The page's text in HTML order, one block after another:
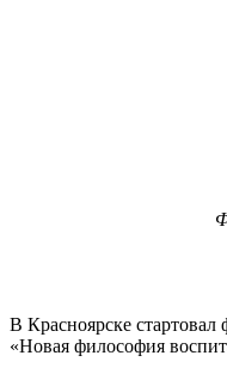
В Красноярске
«Новая философия